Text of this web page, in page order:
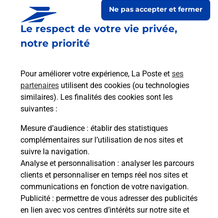
Le respect de votre vie privée,
notre priorité
Pour améliorer votre expérience, La Poste et ses
partenaires utilisent des cookies (ou technologies
similaires). Les finalités des cookies sont les
suivantes :
Mesure d’audience : établir des statistiques
complémentaires sur l’utilisation de nos sites et
suivre la navigation.
Analyse et personnalisation : analyser les parcours
clients et personnaliser en temps réel nos sites et
communications en fonction de votre navigation.
Publicité : permettre de vous adresser des publicités
en lien avec vos centres d’intérêts sur notre site et
Ne pas accepter et fermer
Prochaine collecte du courrierlundià 08h00
1 Place De La Mairie
07210 Saint Bauzile
Itinéraire
Le lien s'ouvre dans un nouvel onglet